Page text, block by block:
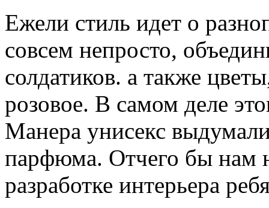
Ежели стиль идет о
совсем непросто,
солдатиков. а также
розовое. В самом деле
Манера унисекс
парфюма. Отчего бы нам
разработке интерьера